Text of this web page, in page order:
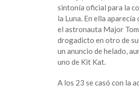
sintonía oficial para la
la Luna. En ella
el astronauta Major
drogadicto en otro de
un anuncio de helado,
uno de Kit Kat.
A los 23 se casó con la